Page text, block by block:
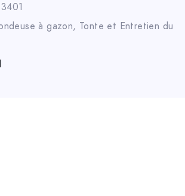
à gazon, Tonte et Entretien du